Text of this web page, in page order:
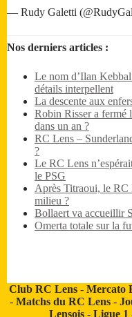
— Rudy Galetti
Nos derniers articles :
Le nom d’Ilan
détails interpellent
La descente aux
Robin Risser a
dans un an ?
RC Lens –
?
Le RC Lens
le PSG
Après Titraoui, le RC
milieu ?
Bollaert va accueillir
Omerta totale sur la
Club RC Lens -Mercato
- Matchs du RC Lens-
Lensois- Ligue 1